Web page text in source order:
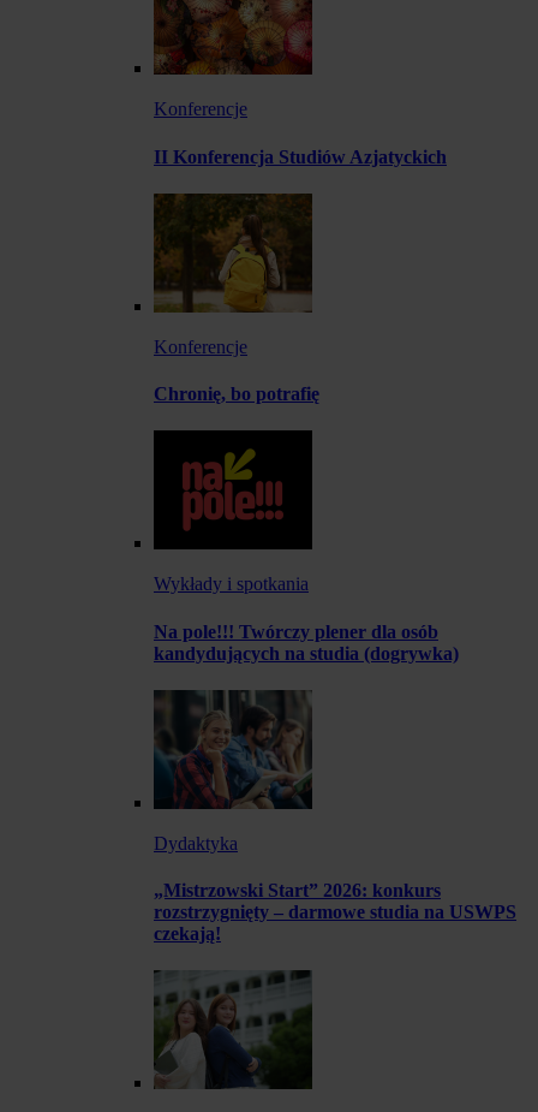
Konferencje
II Konferencja Studiów Azjatyckich
Konferencje
Chronię, bo potrafię
Wykłady i spotkania
Na pole!!! Twórczy plener dla osób
kandydujących na studia (dogrywka)
Dydaktyka
„Mistrzowski Start” 2026: konkurs
rozstrzygnięty – darmowe studia na USWPS
czekają!